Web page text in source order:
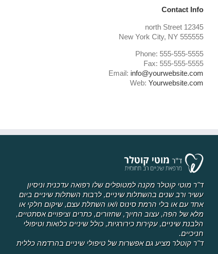
Contact Info
12345 north Street
New York City, NY 555555
Phone: 555-555-5555
Fax: 555-555-5555
Email: info@yourwebsite.com
Web: Yourwebsite.com
ד"ר מוטי קוטלר מקנה למטופלים שלו רפואה עדכנית וניסיון
עשיר ורב שנים בהשתלות שיניים, לרבות השתלות שיניים ביום
אחד עם או בלי הרמת סינוס ו/או השתלת עצם, שיקום חלקי או
מלא של הפה, עצוב החיוך, שחזורים, כתרים וציפויים אסתטיים,
הלבנת שיניים, עקירות כירורגיות, כולל שיניים כלואות וטיפולי
חניכיים.
ד"ר קוטלר מציע גם אפשרות של טיפולי שיניים בהרדמה כללית